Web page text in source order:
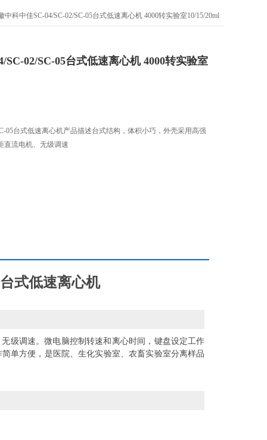
中科中佳SC-04/SC-02/SC-05台式低速离心机 4000转实验室10/15/20ml
SC-02/SC-05台式低速离心机 4000转实验室
05台式低速离心机产品描述台式结构，体积小巧，外壳采用高强
直流电机、无级调速
式低速离心机
调速。微电脑控制转速和离心时间，键盘设定工作
单方便，是医院、生化实验室、农畜实验室分离样品